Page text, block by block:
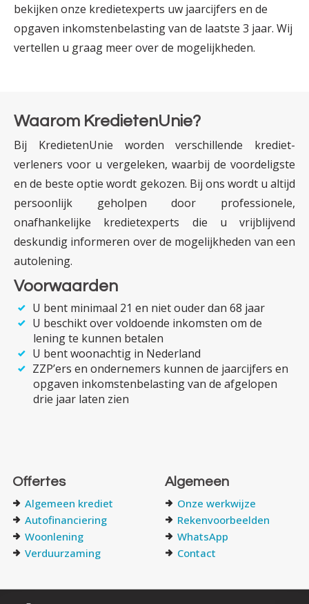
bekijken onze krediet­experts uw jaar­­cijfers en de
opgaven inkomsten­­belasting van de laatste 3 jaar. Wij
vertellen u graag meer over de mogelijkheden.
Waarom KredietenUnie?
Bij KredietenUnie worden verschillende krediet­­
verleners voor u vergeleken, waarbij de voor­deligste
en de beste optie wordt gekozen. Bij ons wordt u altijd
persoonlijk geholpen door professionele,
onafhankelijke krediet­experts die u vrijblijvend
deskundig informeren over de mogelijk­heden van een
autolening.
Voorwaarden
U bent minimaal 21 en niet ouder dan 68 jaar
U beschikt over voldoende inkomsten om de
lening te kunnen betalen
U bent woonachtig in Nederland
ZZP’ers en ondernemers kunnen de jaarcijfers en
opgaven inkomsten­­belasting van de afgelopen
drie jaar laten zien
Offertes
Algemeen krediet
Autofinanciering
Woonlening
Verduurzaming
Algemeen
Onze werkwijze
Rekenvoorbeelden
WhatsApp
Contact